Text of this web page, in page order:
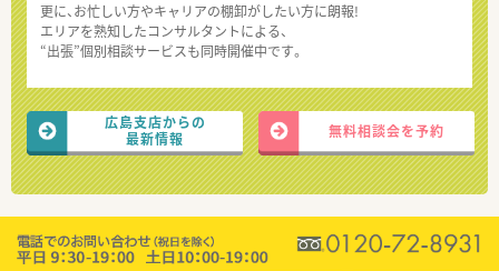
更に、お忙しい方やキャリアの棚卸がしたい方に朗報!
エリアを熟知したコンサルタントによる、
“出張”個別相談サービスも同時開催中です。
広島支店からの
最新情報
無料相談会を予約